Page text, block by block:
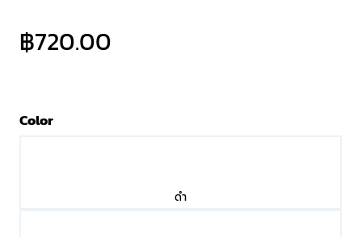
฿720.00
Color
ดำ